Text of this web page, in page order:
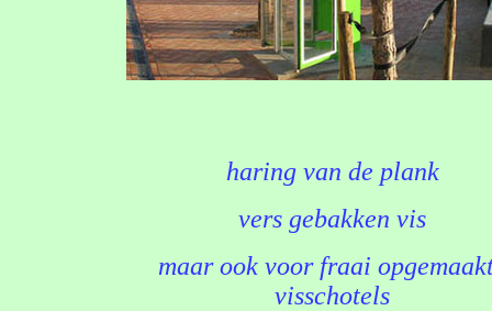
haring van de plank
vers gebakken vis
maar ook voor fraai
visschotels